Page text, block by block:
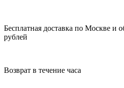
Бесплатная доставка по Москве и
рублей
Возврат в течение часа